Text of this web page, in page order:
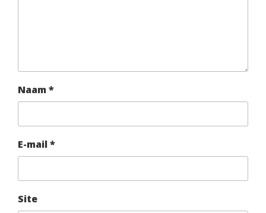
Naam *
E-mail *
Site